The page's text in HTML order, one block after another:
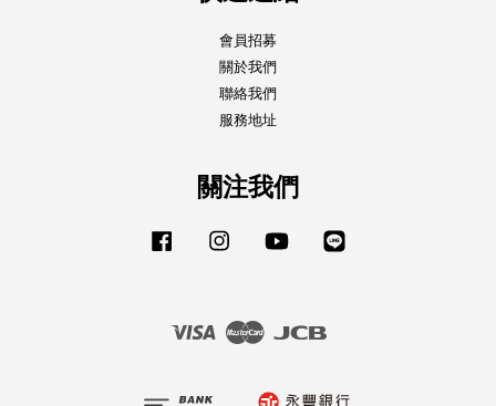
會員招募
關於我們
聯絡我們
服務地址
關注我們
Facebook Instagram YouTube
Visa Master